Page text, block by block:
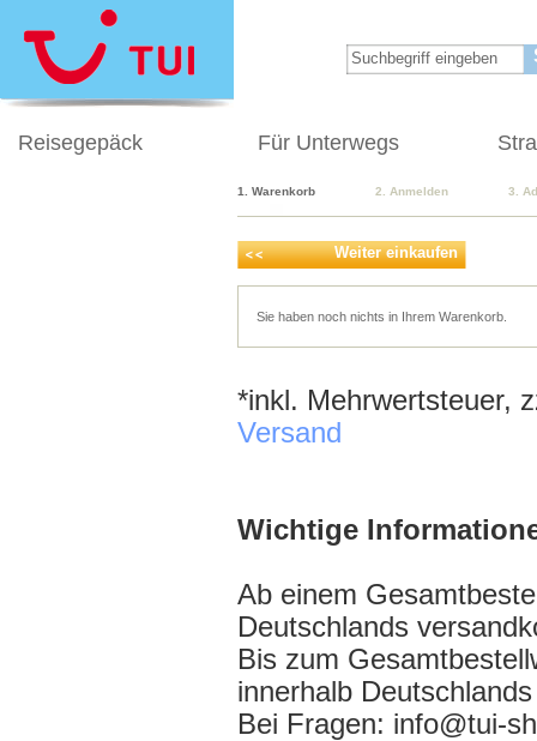
Reisegepäck Für Unterwegs
1. Warenkorb 2. Anmelden 3.
Weiter einkaufen
Sie haben noch nichts in Ihrem Warenkorb.
*inkl. Mehrwertsteuer,
Versand
Wichtige
Ab einem
Deutschlands
Bis zum
innerhalb
Bei Fragen: info@tui-